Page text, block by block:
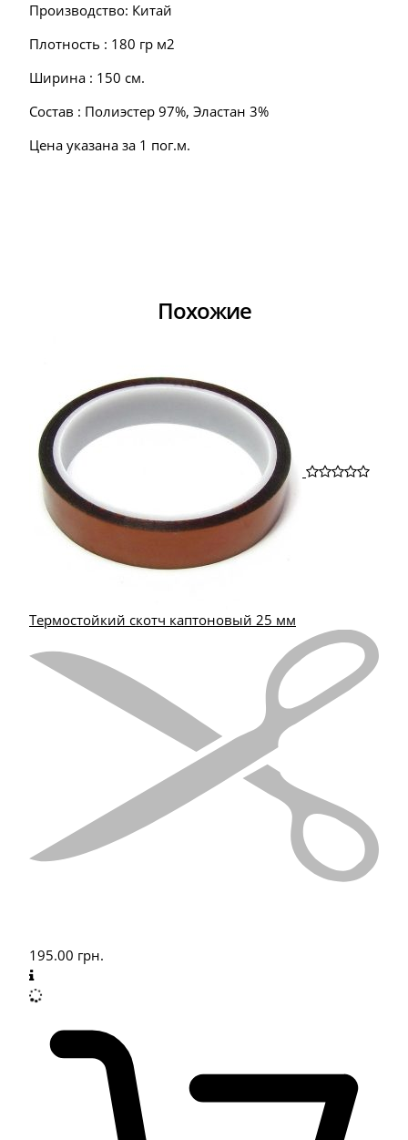
Производство: Китай
Плотность : 180 гр м2
Ширина : 150 см.
Состав : Полиэстер 97%, Эластан 3%
Цена указана за 1 пог.м.
Похожие
Термостойкий скотч каптоновый 25 мм
195.00 грн.